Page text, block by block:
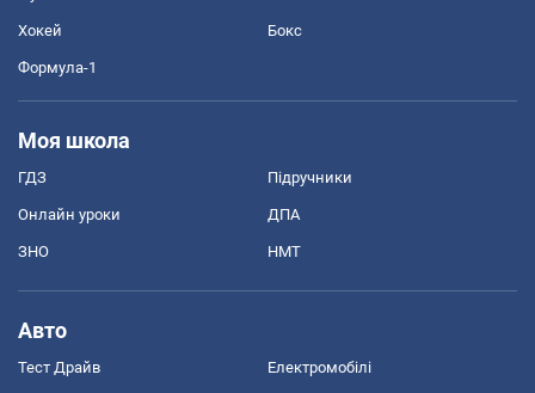
Хокей Бокс
Формула-1
Моя школа
ГДЗ Підручники
Онлайн уроки ДПА
ЗНО НМТ
Авто
Тест Драйв Електромобілі